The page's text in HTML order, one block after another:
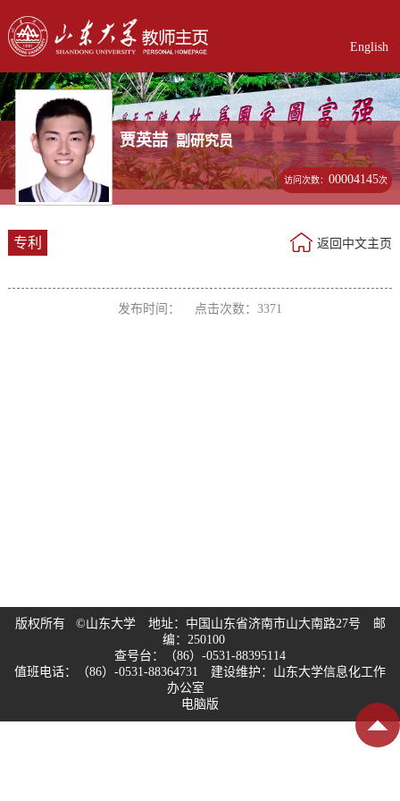
English
贾英喆 副研究员
访问次数：00004145次
专利 返回中文主页
发布时间： 点击次数： 3371
版权所有 ©山东大学 地址：中国山东省济南市山大南路27号 邮
编：250100
查号台：（86）-0531-88395114
值班电话：（86）-0531-88364731 建设维护：山东大学信息化工作
办公室
电脑版